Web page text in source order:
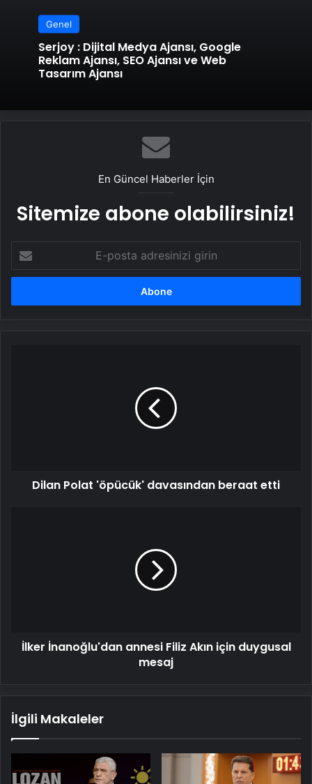
Genel
Serjoy : Dijital Medya Ajansı, Google
Reklam Ajansı, SEO Ajansı ve Web
Tasarım Ajansı
En Güncel Haberler İçin
Sitemize abone olabilirsiniz!
posta
adresinizi
Dilan Polat 'öpücük' davasından beraat etti
İlker İnanoğlu'dan annesi Filiz Akın için duygusal
mesaj
İlgili Makaleler